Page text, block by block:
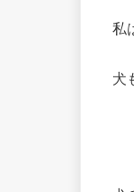
私
犬